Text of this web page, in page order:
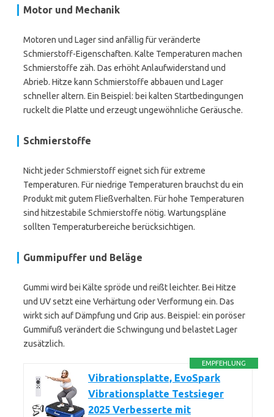
Motor und Mechanik
Motoren und Lager sind anfällig für veränderte
Schmierstoff-Eigenschaften. Kalte Temperaturen machen
Schmierstoffe zäh. Das erhöht Anlaufwiderstand und
Abrieb. Hitze kann Schmierstoffe abbauen und Lager
schneller altern. Ein Beispiel: bei kalten Startbedingungen
ruckelt die Platte und erzeugt ungewöhnliche Geräusche.
Schmierstoffe
Nicht jeder Schmierstoff eignet sich für extreme
Temperaturen. Für niedrige Temperaturen brauchst du ein
Produkt mit gutem Fließverhalten. Für hohe Temperaturen
sind hitzestabile Schmierstoffe nötig. Wartungspläne
sollten Temperaturbereiche berücksichtigen.
Gummipuffer und Beläge
Gummi wird bei Kälte spröde und reißt leichter. Bei Hitze
und UV setzt eine Verhärtung oder Verformung ein. Das
wirkt sich auf Dämpfung und Grip aus. Beispiel: ein poröser
Gummifuß verändert die Schwingung und belastet Lager
zusätzlich.
EMPFEHLUNG
Vibrationsplatte, EvoSpark
Vibrationsplatte Testsieger
2025 Verbesserte mit